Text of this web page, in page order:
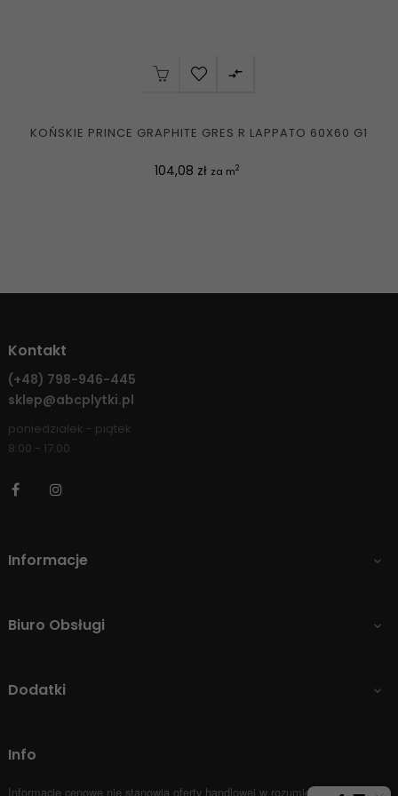

KOŃSKIE PRINCE GRAPHITE GRES R LAPPATO 60X60 G1
Cena
104,08 zł za m2
Kontakt
(+48) 798-946-445
sklep@abcplytki.pl
poniedziałek - piątek
8:00 - 17:00
Facebook
Informacje 
Biuro Obsługi 
Dodatki 
Info
Informacje cenowe nie stanowią oferty handlowej w rozumieniu Art.66 par.1